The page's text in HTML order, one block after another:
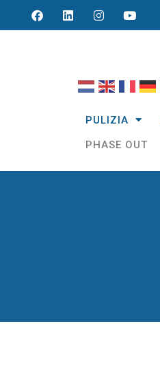
PULIZIA
PHASE OUT